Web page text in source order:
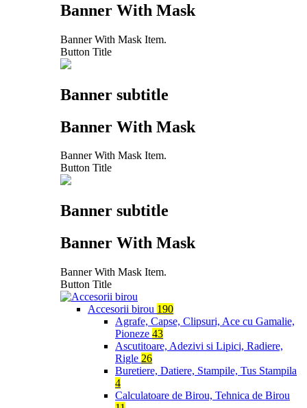
Banner With Mask
Banner With Mask Item.
Button Title
Banner subtitle
Banner With Mask
Banner With Mask Item.
Button Title
Banner subtitle
Banner With Mask
Banner With Mask Item.
Button Title
Accesorii birou 190
Agrafe, Capse, Clipsuri, Ace cu Gamalie,
Pioneze 43
Ascutitoare, Adezivi si Lipici, Radiere,
Rigle 26
Buretiere, Datiere, Stampile, Tus Stampila
4
Calculatoare de Birou, Tehnica de Birou